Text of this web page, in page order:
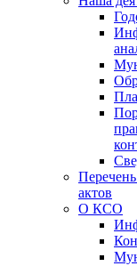
актов
О КСО